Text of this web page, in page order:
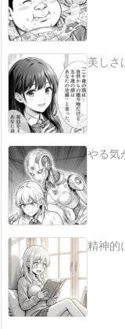
美しさ
やる気
精神的